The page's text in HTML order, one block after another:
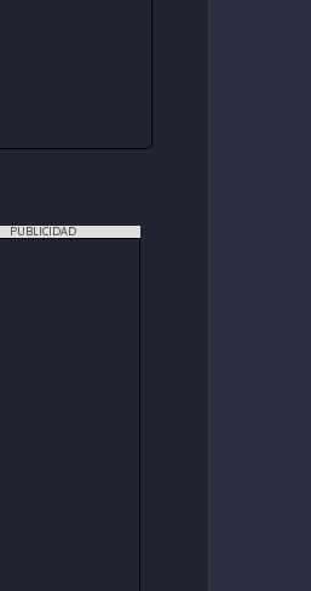
PUBLICIDAD